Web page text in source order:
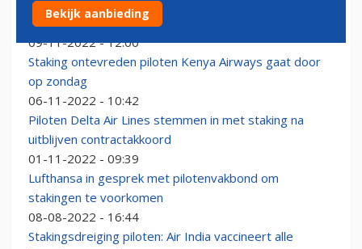
Kenya Airways-piloten pakken werk weer op na
vierdaagse staking
09-11-2022 - 12:00
Staking ontevreden piloten Kenya Airways gaat door
op zondag
06-11-2022 - 10:42
Piloten Delta Air Lines stemmen in met staking na
uitblijven contractakkoord
01-11-2022 - 09:39
Lufthansa in gesprek met pilotenvakbond om
stakingen te voorkomen
08-08-2022 - 16:44
Stakingsdreiging piloten: Air India vaccineert alle
Bekijk aanbieding